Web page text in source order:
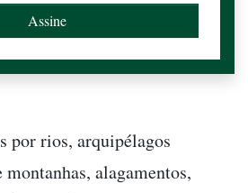
por rios, arquipélagos
alagamentos,